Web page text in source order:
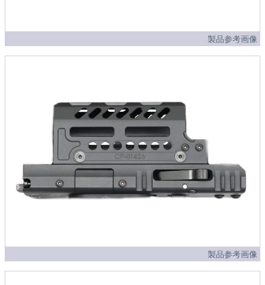
製品参考画像
製品参考画像